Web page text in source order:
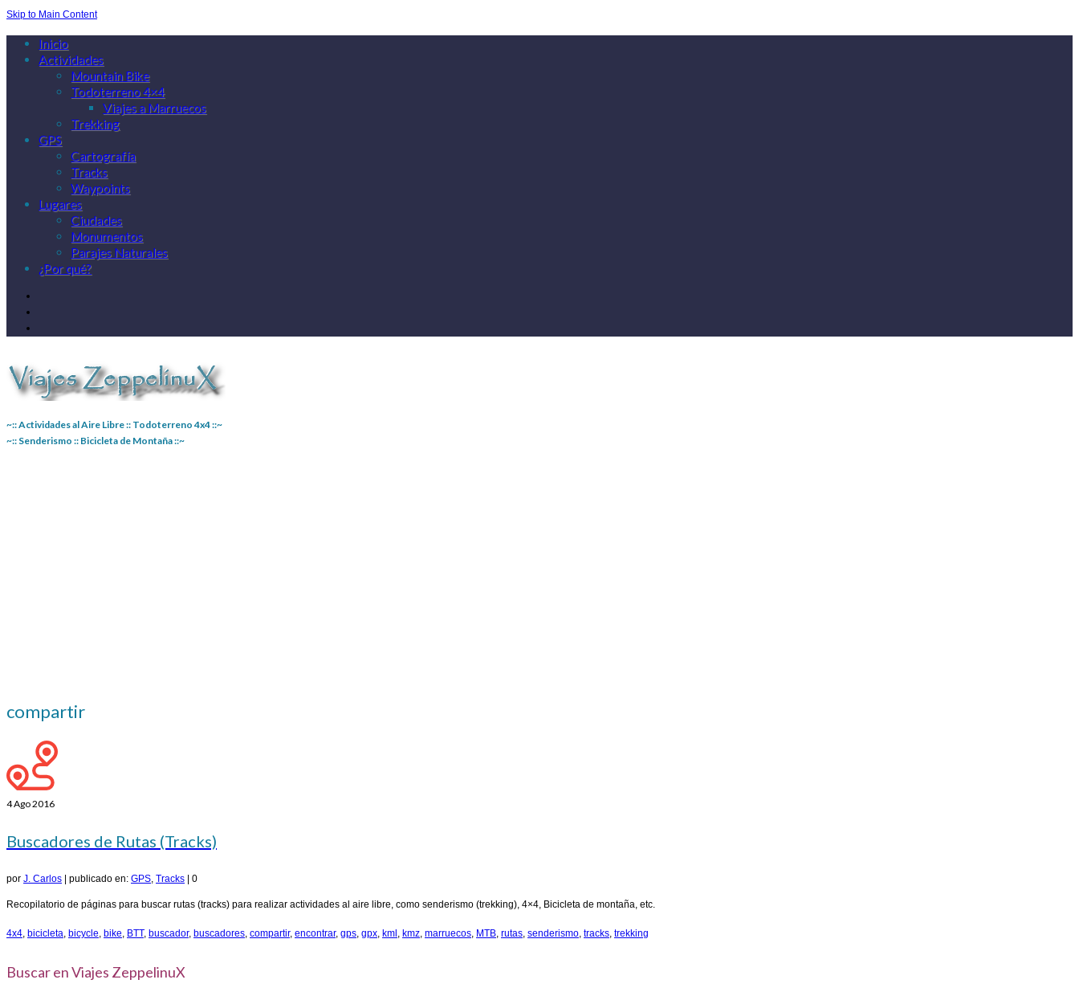
Skip to Main Content
Inicio
Actividades
Mountain Bike
Todoterreno 4×4
Viajes a Marruecos
Trekking
GPS
Cartografía
Tracks
Waypoints
Lugares
Ciudades
Monumentos
Parajes Naturales
¿Por qué?
~:: Actividades al Aire Libre :: Todoterreno 4x4 ::~
~:: Senderismo :: Bicicleta de Montaña ::~
compartir
4Ago 2016
Buscadores de Rutas (Tracks)
por J. Carlos | publicado en: GPS, Tracks | 0
Recopilatorio de páginas para buscar rutas (tracks) para realizar actividades al aire libre, como senderismo (trekking), 4×4, Bicicleta de montaña, etc.
4x4, bicicleta, bicycle, bike, BTT, buscador, buscadores, compartir, encontrar, gps, gpx, kml, kmz, marruecos, MTB, rutas, senderismo, tracks, trekking
Buscar en Viajes ZeppelinuX